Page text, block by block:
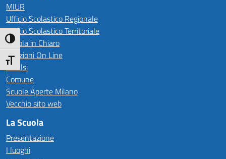
Attiva/disattiva alto contrasto
Attiva/disattiva dimensione testo
MIUR
Ufficio Scolastico Regionale
Ufficio Scolastico Territoriale
Scuola in Chiaro
Iscrizioni On Line
Invalsi
Comune
Scuole Aperte Milano
Vecchio sito web
La Scuola
Presentazione
I luoghi